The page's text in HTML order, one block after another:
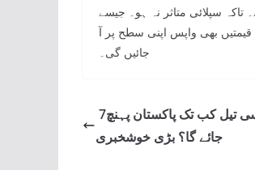
سپلائی متاثر نہ ہو۔ جیسے
بھی واپس اپنی سطح پر آ
جائیں گی۔
7لاکھ 33 ہزار بیرل روسی تیل کب تک پاکستان پہنچ
جائے گا؟ بڑی خوشخبری